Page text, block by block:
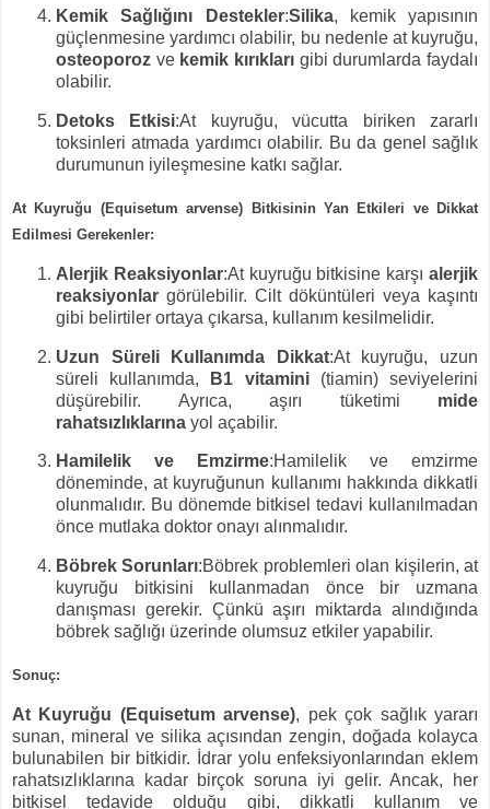
Kemik Sağlığını Destekler:Silika, kemik yapısının
güçlenmesine yardımcı olabilir, bu nedenle at kuyruğu,
osteoporoz ve kemik kırıkları gibi durumlarda faydalı
olabilir.
Detoks Etkisi:At kuyruğu, vücutta biriken zararlı
toksinleri atmada yardımcı olabilir. Bu da genel sağlık
durumunun iyileşmesine katkı sağlar.
At Kuyruğu (Equisetum arvense) Bitkisinin Yan Etkileri ve Dikkat
Edilmesi Gerekenler:
Alerjik Reaksiyonlar:At kuyruğu bitkisine karşıalerjik
reaksiyonlar görülebilir. Cilt döküntüleri veya kaşıntı
gibi belirtiler ortaya çıkarsa, kullanım kesilmelidir.
Uzun Süreli Kullanımda Dikkat:At kuyruğu, uzun
süreli kullanımda,
B1 vitamini(tiamin) seviyelerini
düşürebilir. Ayrıca, aşırı tüketimi mide
rahatsızlıklarına yol açabilir.
Hamilelik ve Emzirme:Hamilelik ve emzirme
döneminde, at kuyruğunun kullanımı hakkında dikkatli
olunmalıdır. Bu dönemde bitkisel tedavi kullanılmadan
önce mutlaka doktor onayı alınmalıdır.
Böbrek Sorunları:Böbrek problemleri olan kişilerin, at
kuyruğu bitkisini kullanmadan önce bir uzmana
danışması gerekir. Çünkü aşırı miktarda alındığında
böbrek sağlığı üzerinde olumsuz etkiler yapabilir.
Sonuç:
At Kuyruğu (Equisetum arvense), pek çok sağlık yararı
sunan, mineral ve silika açısından zengin, doğada kolayca
bulunabilen bir bitkidir. İdrar yolu enfeksiyonlarından eklem
rahatsızlıklarına kadar birçok soruna iyi gelir. Ancak, her
bitkisel tedavide olduğu gibi, dikkatli kullanım ve